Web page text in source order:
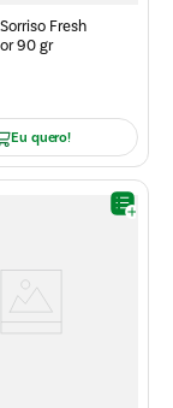
Fresh
90 gr
Eu quero!